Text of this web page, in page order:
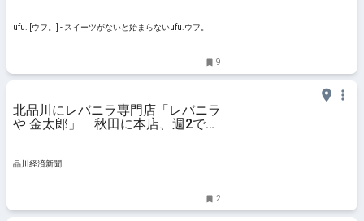
[ウフ。]
ufu. [ウフ。] - スイーツがないと始まらないufu.ウフ。
9
北品川にレバニラ専門店「レバニラ
や 金太郎」 秋田に本店、週2で出
品川経済新聞
2